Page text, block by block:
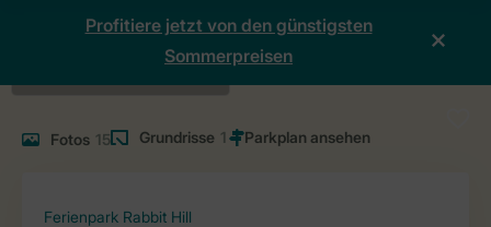
Profitiere jetzt von den günstigsten
Sommerpreisen
Fotos 15 Grundrisse 1
Ferienpark Rabbit Hill